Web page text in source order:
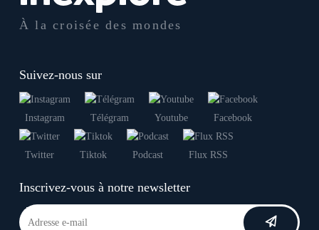
À la croisée des mondes
Suivez-nous sur
Instagram Télégram Youtube Facebook
Twitter Tiktok Podcast Flux RSS
Inscrivez-vous à notre newsletter